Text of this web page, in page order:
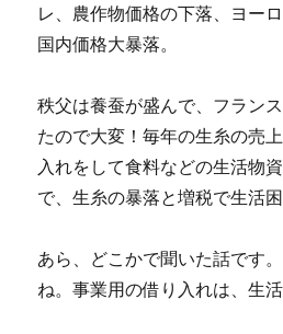
レ、農作物価格の下落、ヨー
国内価格大暴落。
秩父は養蚕が盛んで、フラン
たので大変！毎年の生糸の売
入れをして食料などの生活物
で、生糸の暴落と増税で生活困
あら、どこかで聞いた話です
ね。事業用の借り入れは、生